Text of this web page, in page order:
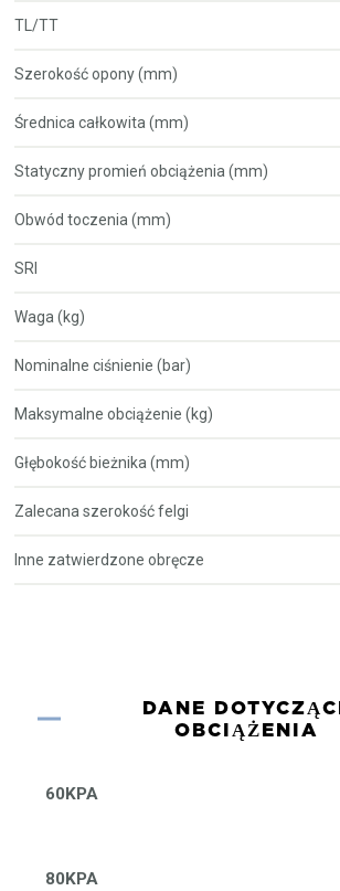
TL/TT
Szerokość opony (mm)
Średnica całkowita (mm)
Statyczny promień obciążenia (mm)
Obwód toczenia (mm)
SRI
Waga (kg)
Nominalne ciśnienie (bar)
Maksymalne obciążenie (kg)
Głębokość bieżnika (mm)
Zalecana szerokość felgi
Inne zatwierdzone obręcze
DANE
OBCIĄŻENIA
60KPA
80KPA